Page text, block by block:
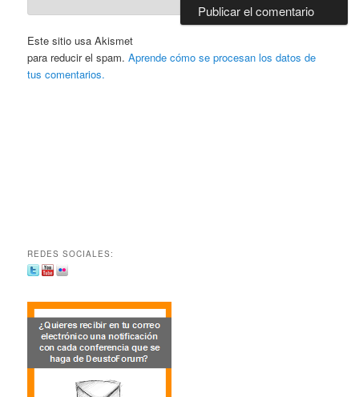
Este sitio usa Akismet
para reducir el spam.Aprende cómo se procesan los datos de
tus comentarios.
REDES SOCIALES: